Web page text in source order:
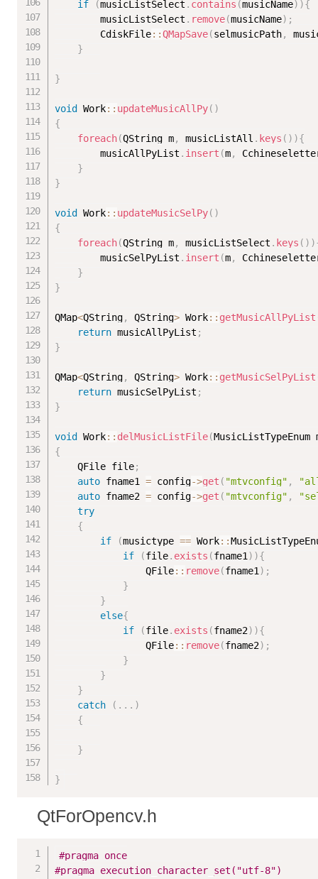
if (musicListSelect . contains (musicName) ){
		musicListSelect
. remove(musicName) ;
		CdiskFile
::QMapSave(selmusicPath,
}
}
void Work:: updateMusicAllPy( )
{
foreach(QString m, musicListAll . keys ( ) ){
		musicAllPyList
. insert (m,
}
}
void Work:: updateMusicSelPy( )
{
foreach(QString m, musicListSelect . keys ( ) )
		musicSelPyList
. insert (m,
}
}
QMap<QString, QString> Work:: getMusicAllPyList
return musicAllPyList ;
}
QMap<QString, QString> Work:: getMusicSelPyList
return musicSelPyList ;
}
void Work:: delMusicListFile(MusicListTypeEnum
{
	QFile file
;
auto fname1 = config->get ( "mtvconfig" ,
auto fname2 = config->get ( "mtvconfig" ,
try
{
if
(musictype == Work::
if
(file. exists (fname1) ){
				QFile
:: remove(fname1) ;
}
}
else{
if
(file. exists (fname2) ){
				QFile
:: remove(fname2) ;
}
}
}
catch
( . . . )
{
}
}
QtForOpencv.h
#pragma once
#pragma execution_character_set("utf-8")